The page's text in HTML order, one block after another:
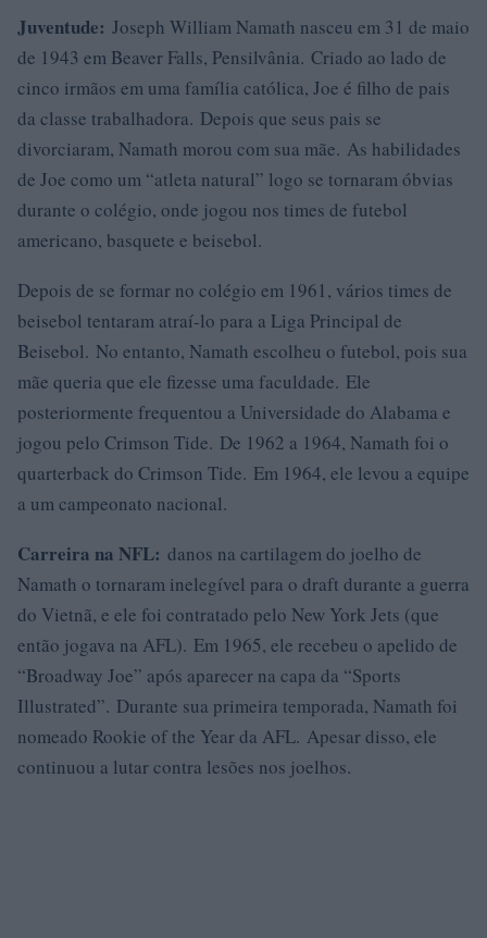
Juventude: Joseph William Namath nasceu em 31 de maio
de 1943 em Beaver Falls, Pensilvânia. Criado ao lado de
cinco irmãos em uma família católica, Joe é filho de pais
da classe trabalhadora. Depois que seus pais se
divorciaram, Namath morou com sua mãe. As habilidades
de Joe como um “atleta natural” logo se tornaram óbvias
durante o colégio, onde jogou nos times de futebol
americano, basquete e beisebol.
Depois de se formar no colégio em 1961, vários times de
beisebol tentaram atraí-lo para a Liga Principal de
Beisebol. No entanto, Namath escolheu o futebol, pois sua
mãe queria que ele fizesse uma faculdade. Ele
posteriormente frequentou a Universidade do Alabama e
jogou pelo Crimson Tide. De 1962 a 1964, Namath foi o
quarterback do Crimson Tide. Em 1964, ele levou a equipe
a um campeonato nacional.
Carreira na NFL: danos na cartilagem do joelho de
Namath o tornaram inelegível para o draft durante a guerra
do Vietnã, e ele foi contratado pelo New York Jets (que
então jogava na AFL). Em 1965, ele recebeu o apelido de
“Broadway Joe” após aparecer na capa da “Sports
Illustrated”. Durante sua primeira temporada, Namath foi
nomeado Rookie of the Year da AFL. Apesar disso, ele
continuou a lutar contra lesões nos joelhos.